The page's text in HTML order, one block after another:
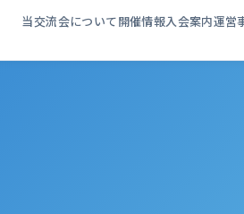
当交流会について開催情報入会案内運営